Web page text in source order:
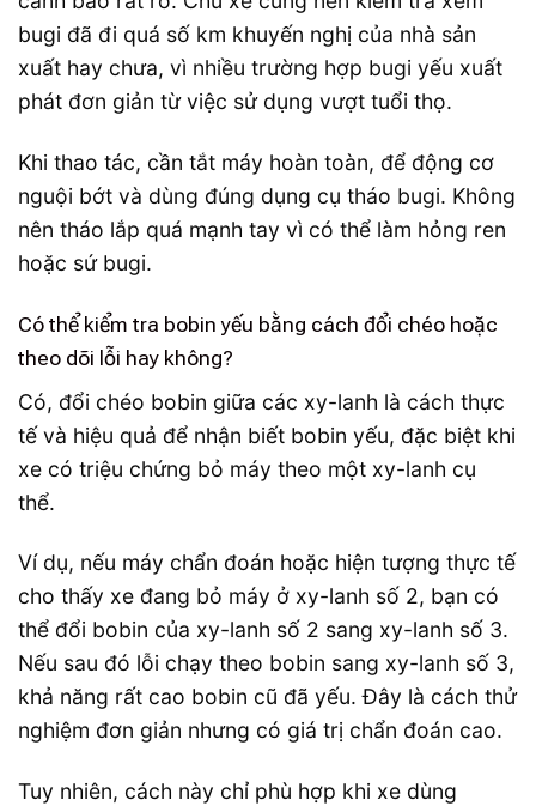
bugi đã đi quá số km khuyến nghị của nhà sản
xuất hay chưa, vì nhiều trường hợp bugi yếu xuất
phát đơn giản từ việc sử dụng vượt tuổi thọ.
Khi thao tác, cần tắt máy hoàn toàn, để động cơ
nguội bớt và dùng đúng dụng cụ tháo bugi. Không
nên tháo lắp quá mạnh tay vì có thể làm hỏng ren
hoặc sứ bugi.
Có thể kiểm tra bobin yếu bằng cách đổi chéo hoặc
theo dõi lỗi hay không?
Có, đổi chéo bobin giữa các xy-lanh là cách thực
tế và hiệu quả để nhận biết bobin yếu, đặc biệt khi
xe có triệu chứng bỏ máy theo một xy-lanh cụ
thể.
Ví dụ, nếu máy chẩn đoán hoặc hiện tượng thực tế
cho thấy xe đang bỏ máy ở xy-lanh số 2, bạn có
thể đổi bobin của xy-lanh số 2 sang xy-lanh số 3.
Nếu sau đó lỗi chạy theo bobin sang xy-lanh số 3,
khả năng rất cao bobin cũ đã yếu. Đây là cách thử
nghiệm đơn giản nhưng có giá trị chẩn đoán cao.
Tuy nhiên, cách này chỉ phù hợp khi xe dùng